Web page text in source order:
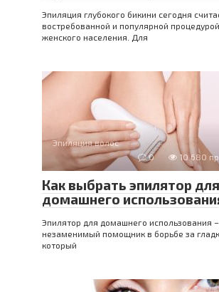
Эпиляция глубокого бикини сегодня
востребованной и популярной
женского населения. Для
Эпиляция волос
0
10 680
Как выбрать эпилятор для
домашнего
Эпилятор для домашнего использования –
незаменимый помощник в борьбе за
который